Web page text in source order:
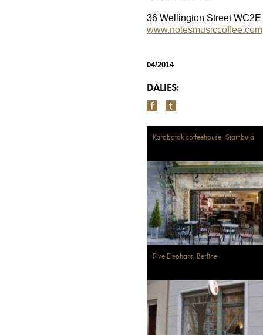
36 Wellington Street
www.notesmusiccoffee.com
04/2014
DALIES:
Karabatak coffeehouse, Stambula
Five Elephant, Berlīne